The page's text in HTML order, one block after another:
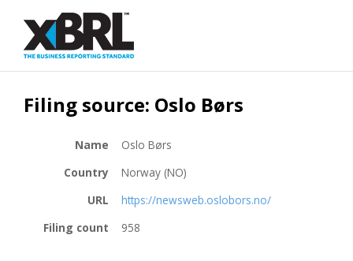
Filing source: Oslo Børs
Name
Oslo Børs
Country
Norway (NO)
URL
https://newsweb.oslobors.no/
Filing count
958